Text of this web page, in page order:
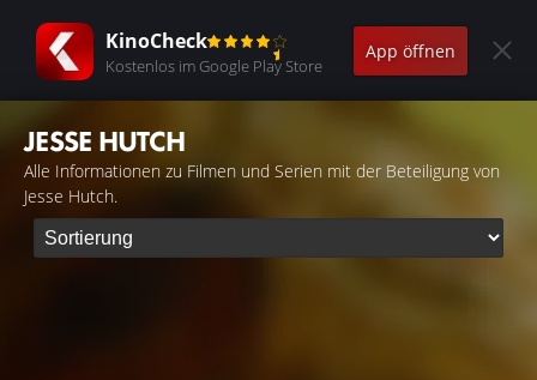
KinoCheck
Kostenlos im Google Play Store
App öffnen
JESSE HUTCH
Alle Informationen zu Filmen und Serien mit der Beteiligung von
Jesse Hutch.